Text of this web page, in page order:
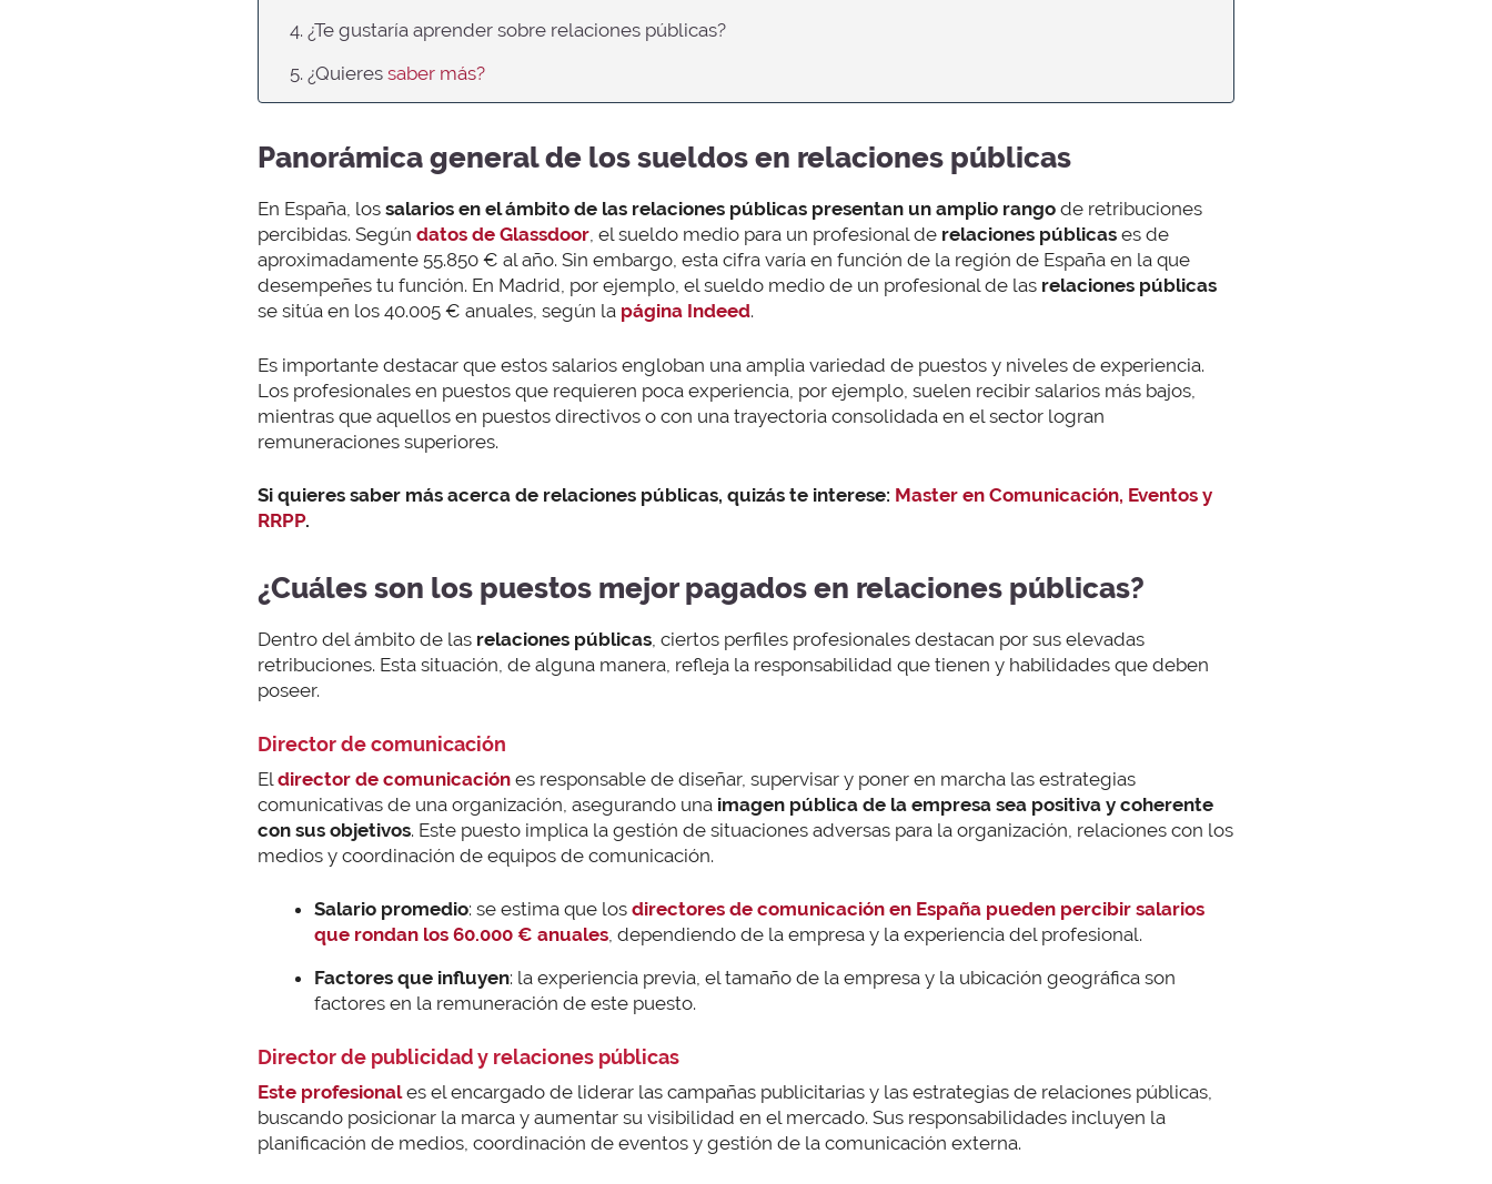
4. ¿Te gustaría aprender sobre relaciones públicas?
5. ¿Quieres saber más?
Panorámica general de los sueldos en relaciones públicas
En España, los salarios en el ámbito de las relaciones públicas presentan un amplio rango de retribuciones
percibidas. Según datos de Glassdoor, el sueldo medio para un profesional de relaciones públicas es de
aproximadamente 55.850 € al año. Sin embargo, esta cifra varía en función de la región de España en la que
desempeñes tu función. En Madrid, por ejemplo, el sueldo medio de un profesional de las relaciones públicas
se sitúa en los 40.005 € anuales, según la página Indeed.
Es importante destacar que estos salarios engloban una amplia variedad de puestos y niveles de experiencia.
Los profesionales en puestos que requieren poca experiencia, por ejemplo, suelen recibir salarios más bajos,
mientras que aquellos en puestos directivos o con una trayectoria consolidada en el sector logran
remuneraciones superiores.
Si quieres saber más acerca de relaciones públicas, quizás te interese: Master en Comunicación, Eventos y
RRPP.
¿Cuáles son los puestos mejor pagados en relaciones públicas?
Dentro del ámbito de las relaciones públicas, ciertos perfiles profesionales destacan por sus elevadas
retribuciones. Esta situación, de alguna manera, refleja la responsabilidad que tienen y habilidades que deben
poseer.
Director de comunicación
El director de comunicación es responsable de diseñar, supervisar y poner en marcha las estrategias
comunicativas de una organización, asegurando una imagen pública de la empresa sea positiva y coherente
con sus objetivos. Este puesto implica la gestión de situaciones adversas para la organización, relaciones con los
medios y coordinación de equipos de comunicación.
Salario promedio: se estima que los directores de comunicación en España pueden percibir salarios
que rondan los 60.000 € anuales, dependiendo de la empresa y la experiencia del profesional.
Factores que influyen: la experiencia previa, el tamaño de la empresa y la ubicación geográfica son
factores en la remuneración de este puesto.
Director de publicidad y relaciones públicas
Este profesionales el encargado de liderar las campañas publicitarias y las estrategias de relaciones públicas,
buscando posicionar la marca y aumentar su visibilidad en el mercado. Sus responsabilidades incluyen la
planificación de medios, coordinación de eventos y gestión de la comunicación externa.